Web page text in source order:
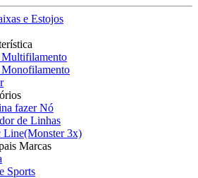
e Estojos
fazer Nó
de Linhas
Line(Monster 3x)
Marcas
Sports